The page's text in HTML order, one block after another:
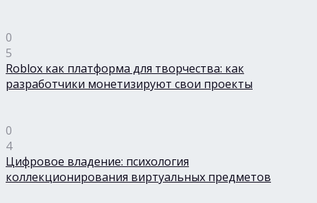
0
5
Roblox как платформа для творчества: как
разработчики монетизируют свои проекты
0
4
Цифровое владение: психология
коллекционирования виртуальных предметов